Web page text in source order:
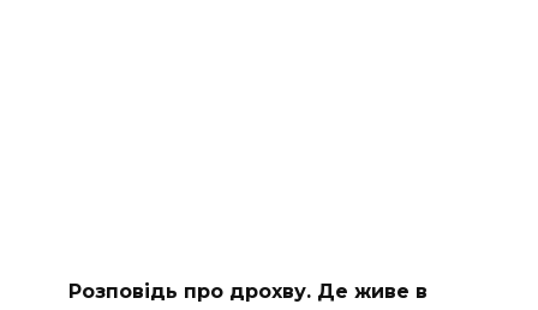
Розповідь про дрохву. Де живе в